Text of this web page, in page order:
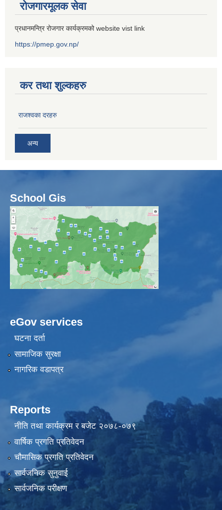
रोजगारमूलक सेवा
प्रधानमन्त्रि रोजगार कार्यक्रमको website vist link
https://pmep.gov.np/
कर तथा शुल्कहरु
राजश्वका दरहरु
अन्य
School Gis
eGov services
घटना दर्ता
सामाजिक सुरक्षा
नागरिक वडापत्र
Reports
नीति तथा कार्यक्रम र बजेट २०७८-०७९
वार्षिक प्रगति प्रतिवेदन
चौमासिक प्रगति प्रतिवेदन
सार्वजनिक सुनुवाई
सार्वजनिक परीक्षण